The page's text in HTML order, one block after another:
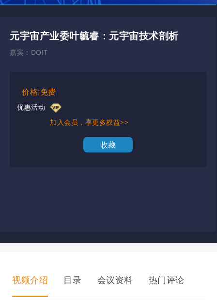
元宇宙产业委叶毓睿：元宇宙技术剖析
嘉宾： DOIT
价格:免费
优惠活动
加入会员，享更多权益>>
收藏
视频介绍 目录 会议资料 热门评论